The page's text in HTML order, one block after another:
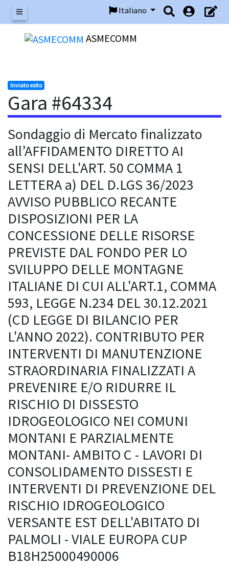
Menu
Italiano
ASMECOMM
Inviato esito
Gara #64334
Sondaggio di Mercato finalizzato
all’AFFIDAMENTO DIRETTO AI
SENSI DELL'ART. 50 COMMA 1
LETTERA a) DEL D.LGS 36/2023
AVVISO PUBBLICO RECANTE
DISPOSIZIONI PER LA
CONCESSIONE DELLE RISORSE
PREVISTE DAL FONDO PER LO
SVILUPPO DELLE MONTAGNE
ITALIANE DI CUI ALL'ART.1, COMMA
593, LEGGE N.234 DEL 30.12.2021
(CD LEGGE DI BILANCIO PER
L'ANNO 2022). CONTRIBUTO PER
INTERVENTI DI MANUTENZIONE
STRAORDINARIA FINALIZZATI A
PREVENIRE E/O RIDURRE IL
RISCHIO DI DISSESTO
IDROGEOLOGICO NEI COMUNI
MONTANI E PARZIALMENTE
MONTANI- AMBITO C - LAVORI DI
CONSOLIDAMENTO DISSESTI E
INTERVENTI DI PREVENZIONE DEL
RISCHIO IDROGEOLOGICO
VERSANTE EST DELL'ABITATO DI
PALMOLI - VIALE EUROPA CUP
B18H25000490006